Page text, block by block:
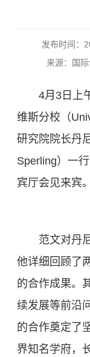
发布时间：
来源：国际
4月3日上
维斯分校（
研究院院长丹
Sperling）一
宾厅会见来宾。
范文对丹
他详细回顾了
的合作成果。
续发展等前沿
的合作奠定了
界知名学府，